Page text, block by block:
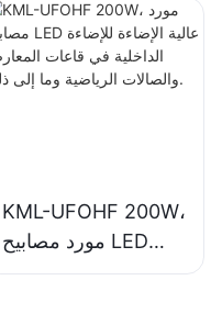
الداخلية في المصانع
الصناعية والصالات
الرياضية وما إلى ذلك.
KML-UFOHF 200W،
مورد مصابيح LED
عالية الإضاءة للإضاءة